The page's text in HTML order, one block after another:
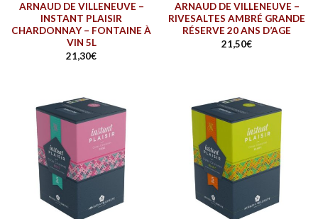
ARNAUD DE VILLENEUVE –
INSTANT PLAISIR
CHARDONNAY – FONTAINE À
VIN 5L
21,30€
ARNAUD DE VILLENEUVE –
RIVESALTES AMBRÉ GRANDE
RÉSERVE 20 ANS D’AGE
21,50€